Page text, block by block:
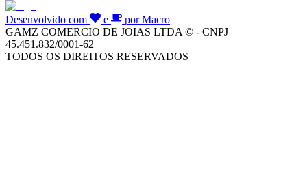
Desenvolvido com e
por Macro
GAMZ COMERCIO DE JOIAS LTDA © - CNPJ
45.451.832/0001-62
TODOS OS DIREITOS RESERVADOS